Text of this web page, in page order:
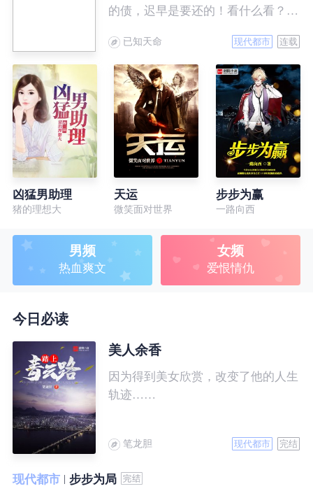
的债，迟早是要还的！看什么看？说
已知天命 现代都市 连载
凶猛男助理
猪的理想大
天运
微笑面对世界
步步为赢
一路向西
男频
热血爽文
女频
爱恨情仇
今日必读
美人余香
因为得到美女欣赏，改变了他的人生
轨迹……
笔龙胆 现代都市 完结
现代都市
步步为局